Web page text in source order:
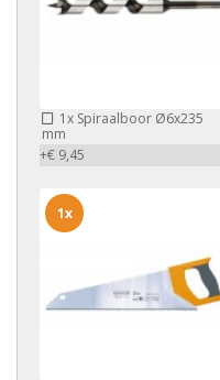
1x Spiraalboor Ø6x235
mm
+€ 9,45
1x